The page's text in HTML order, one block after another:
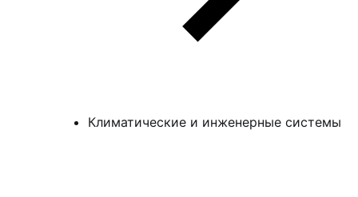
Климатические и инженерные системы